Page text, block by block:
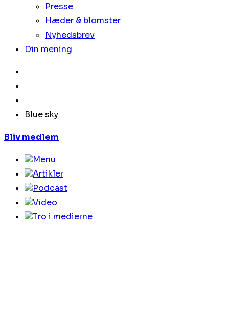
Presse
Hæder & blomster
Nyhedsbrev
Din mening
Blue sky
Bliv medlem
Menu
Artikler
Podcast
Video
Tro i medierne